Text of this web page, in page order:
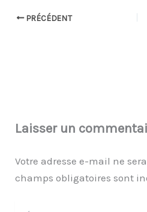
PRÉCÉDENT
Laisser un
Votre adresse e-mail ne
champs obligatoires sont